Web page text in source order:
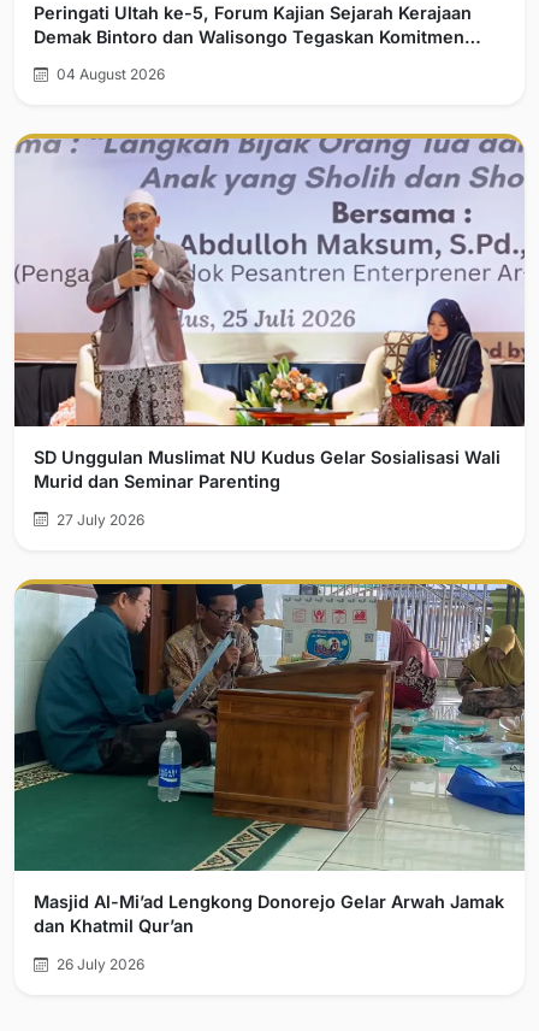
Peringati Ultah ke-5, Forum Kajian Sejarah Kerajaan
Demak Bintoro dan Walisongo Tegaskan Komitmen
04 August 2026
SD Unggulan Muslimat NU Kudus Gelar Sosialisasi Wali
Murid dan Seminar Parenting
27 July 2026
Masjid Al-Mi’ad Lengkong Donorejo Gelar Arwah Jamak
dan Khatmil Qur’an
26 July 2026